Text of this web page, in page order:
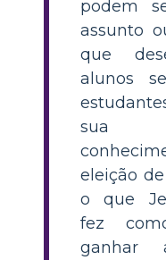
podem
assunto
que
alunos
sua
eleição
o que
fez
ganhar